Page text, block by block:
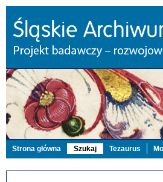
Strona główna Szukaj Tezaurus